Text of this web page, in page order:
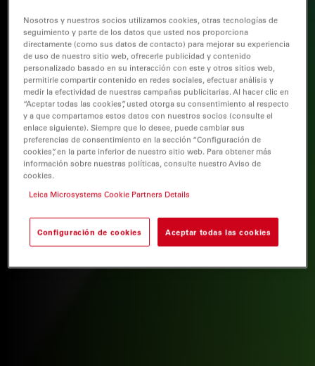
Nosotros y nuestros socios utilizamos cookies, otras tecnologías de
seguimiento y parte de los datos que usted nos proporciona
directamente (como sus datos de contacto) para mejorar su experiencia
de uso de nuestro sitio web, ofrecerle publicidad y contenido
personalizado basado en su interacción con este y otros sitios web,
permitirle compartir contenido en redes sociales, efectuar análisis y
medir la efectividad de nuestras campañas publicitarias. Al hacer clic en
“Aceptar todas las cookies”, usted otorga su consentimiento al respecto
y a que compartamos estos datos con nuestros socios (consulte el
enlace siguiente). Siempre que lo desee, puede cambiar sus
preferencias de consentimiento en la sección “Configuración de
cookies”, en la parte inferior de nuestro sitio web. Para obtener más
información sobre nuestras políticas, consulte nuestro Aviso de
cookies.
Leica Microsystems Cookie Partners Details
Configuración de cookies Aceptar todas las cookies